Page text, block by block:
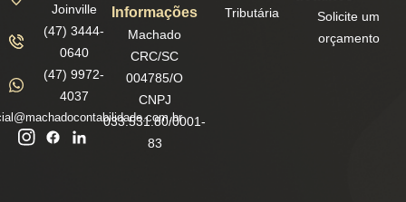
Joinville
(47) 3444-
0640
(47) 9972-
4037
Informações
Machado
CRC/SC
004785/O
CNPJ
033.531.80/0001-
83
Tributária
Solicite um
orçamento